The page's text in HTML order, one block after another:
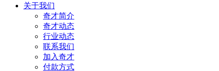
关于我们
奇才简介
奇才动态
行业动态
联系我们
加入奇才
付款方式